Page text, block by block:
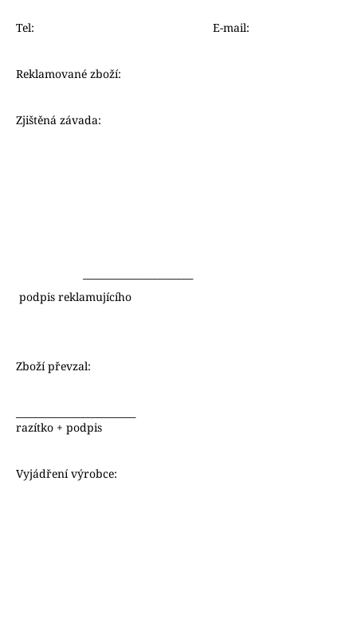
Tel: E-mail:
Reklamované zboží:
Zjištěná závada:
podpis reklamujícího
Zboží převzal:
razítko + podpis
Vyjádření výrobce: